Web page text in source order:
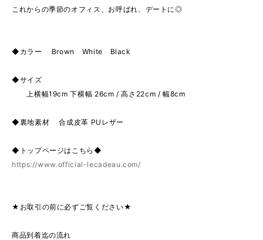
これからの季節のオフィス、お呼ばれ、デートに◎
◆カラー Brown White Black
◆サイズ
上横幅19cm 下横幅 26cm / 高さ22cm / 幅8cm
◆裏地素材 合成皮革 PUレザー
◆トップページはこちら◆
https://www.official-lecadeau.com/
★お取引の前に必ずご覧ください★
商品到着迄の流れ